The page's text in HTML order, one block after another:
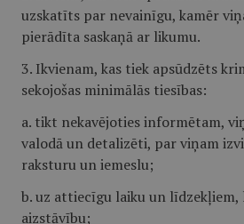
uzskatīts par nevainīgu, kamēr
pierādīta saskaņā ar likumu.
3. Ikvienam, kas tiek apsūdzēts
sekojošas minimālās tiesības:
a. tikt nekavējoties informētam,
valodā un detalizēti, par viņam
raksturu un iemeslu;
b. uz attiecīgu laiku un līdzekļiem,
aizstāvību;